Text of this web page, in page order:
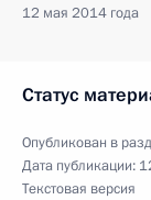
12 мая 2014 года
Статус
Опубликован в
Дата публикации:
Текстовая версия